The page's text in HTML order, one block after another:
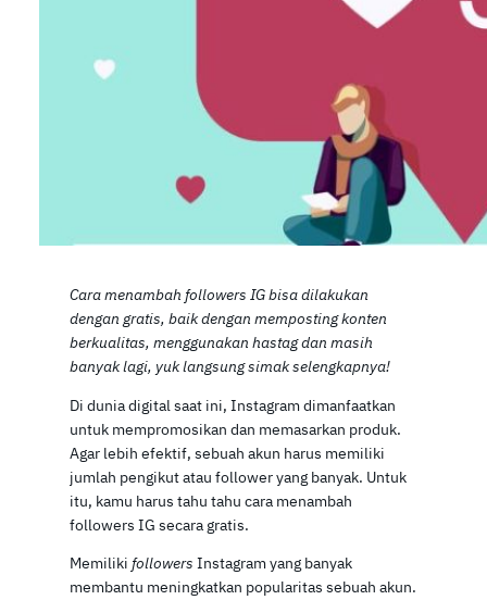
Cara menambah followers IG bisa dilakukan
dengan gratis, baik dengan memposting konten
berkualitas, menggunakan hastag dan masih
banyak lagi, yuk langsung simak selengkapnya!
Di dunia digital saat ini, Instagram dimanfaatkan
untuk mempromosikan dan memasarkan produk.
Agar lebih efektif, sebuah akun harus memiliki
jumlah pengikut atau follower yang banyak. Untuk
itu, kamu harus tahu tahu cara menambah
followers IG secara gratis.
Memiliki followers Instagram yang banyak
membantu meningkatkan popularitas sebuah akun.